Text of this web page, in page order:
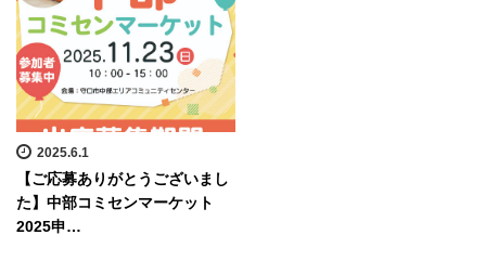
2025.6.1
【ご応募ありがとうございまし
た】中部コミセンマーケット
2025申…